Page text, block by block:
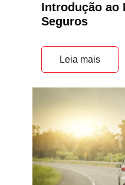
Introdução ao
Seguros
Leia mais